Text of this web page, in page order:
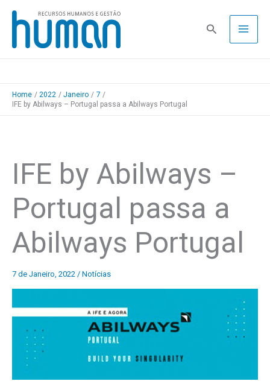
Skip
content
Pesquisa
Home 2022 Janeiro
7
IFE by Abilways – Portugal passa a Abilways Portugal
IFE by Abilways –
Portugal passa a
Abilways Portugal
7 de Janeiro, 2022 / Notícias